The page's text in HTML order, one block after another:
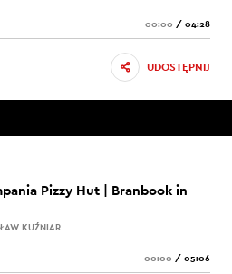
00:00 / 04:28
UDOSTĘPNIJ
Pizzy Hut | Branbook in
KUŹNIAR
00:00 / 05:06